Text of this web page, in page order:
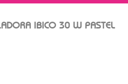
IBICO 30 W PASTEL